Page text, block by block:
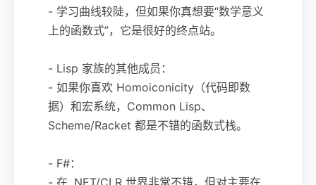
- 学习曲线较陡，但如果你真想要“数学意义
上的函数式”，它是很好的终点站。
- Lisp 家族的其他成员：
- 如果你喜欢 Homoiconicity（代码即数
据）和宏系统，Common Lisp、
Scheme/Racket 都是不错的函数式栈。
- F#：
- 在 .NET/CLR 世界非常不错，但对主要在